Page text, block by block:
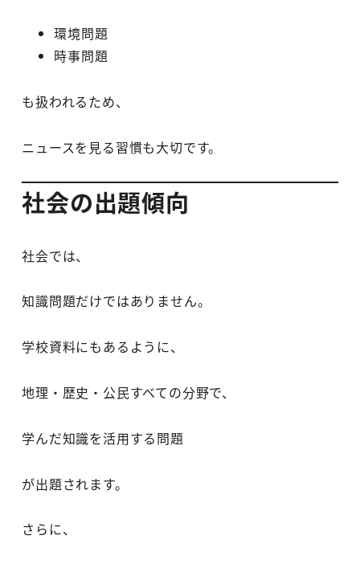
環境問題
時事問題
も扱われるため、
ニュースを見る習慣も大切です。
社会の出題傾向
社会では、
知識問題だけではありません。
学校資料にもあるように、
地理・歴史・公民すべての分野で、
学んだ知識を活用する問題
が出題されます。
さらに、